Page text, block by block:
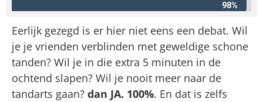
98%
Eerlijk gezegd is er hier niet eens een debat. Wil
je je vrienden verblinden met geweldige schone
tanden? Wil je in die extra 5 minuten in de
ochtend slapen? Wil je nooit meer naar de
tandarts gaan? dan JA. 100%. En dat is zelfs